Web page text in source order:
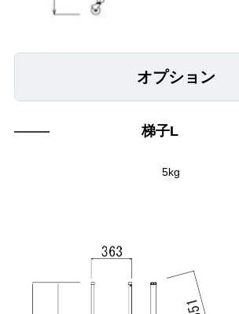
オプション
梯子L
5kg